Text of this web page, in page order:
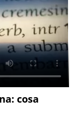
cosa